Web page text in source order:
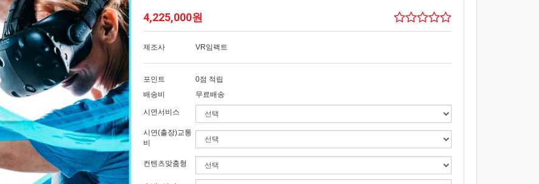
4,225,000원
제조사 VR임팩트
포인트
0점 적립
배송비
무료배송
시연서비스
시연(출장)교통
비
컨텐츠맞춤형